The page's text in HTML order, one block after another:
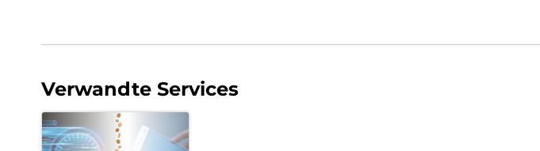
Verwandte Services